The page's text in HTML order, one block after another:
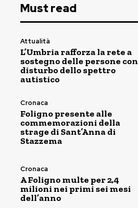
Must read
Attualità
L’Umbria rafforza la rete a
sostegno delle persone con
disturbo dello spettro
autistico
Cronaca
Foligno presente alle
commemorazioni della
strage di Sant’Anna di
Stazzema
Cronaca
A Foligno multe per 2,4
milioni nei primi sei mesi
dell’anno